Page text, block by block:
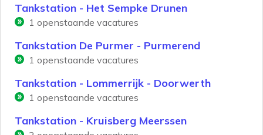
Tankstation - Het Sempke Drunen
1 openstaande vacatures
Tankstation De Purmer - Purmerend
1 openstaande vacatures
Tankstation - Lommerrijk - Doorwerth
1 openstaande vacatures
Tankstation - Kruisberg Meerssen